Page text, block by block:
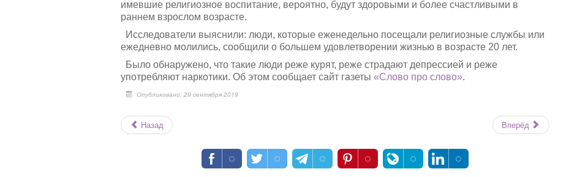
имевшие религиозное воспитание, вероятно, будут здоровыми и более счастливыми в
раннем взрослом возрасте.
Исследователи выяснили: люди, которые еженедельно посещали религиозные службы или
ежедневно молились, сообщили о большем удовлетворении жизнью в возрасте 20 лет.
Было обнаружено, что такие люди реже курят, реже страдают депрессией и реже
употребляют наркотики. Об этом сообщает сайт газеты «Слово про слово».
Опубликовано: 29 сентября 2019
Назад Вперёд